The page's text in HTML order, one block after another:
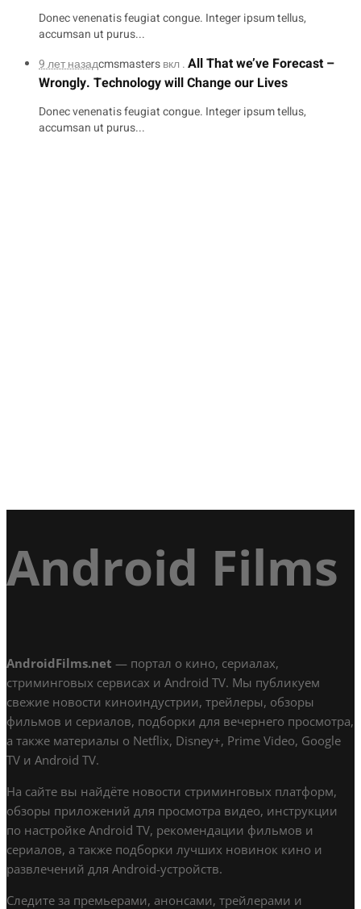
Donec venenatis feugiat congue. Integer ipsum tellus,
accumsan ut purus...
9 лет назадcmsmastersвкл .All That we’ve Forecast –
Wrongly. Technology will Change our Lives
Donec venenatis feugiat congue. Integer ipsum tellus,
accumsan ut purus...
Android Films
AndroidFilms.net — портал о кино, сериалах,
стриминговых сервисах и Android TV. Мы публикуем
свежие новости киноиндустрии, трейлеры, обзоры
фильмов и сериалов, подборки для вечернего просмотра,
а также материалы о Netflix, Disney+, Prime Video, Google
TV и Android TV.
На сайте вы найдёте новости стриминговых платформ,
обзоры приложений для просмотра видео, инструкции
по настройке Android TV, рекомендации фильмов и
сериалов, а также подборки лучших новинок кино и
развлечений для Android-устройств.
Следите за премьерами, анонсами, трейлерами и